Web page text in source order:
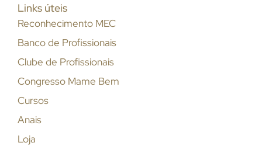
Links úteis
Reconhecimento MEC
Banco de Profissionais
Clube de Profissionais
Congresso Mame Bem
Cursos
Anais
Loja